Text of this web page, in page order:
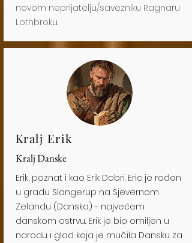
novom neprijatelju/savezniku Ragnaru
Lothbroku.
Kralj Erik
Kralj Danske
Erik, poznat i kao Erik Dobri. Eric je rođen
u gradu Slangerup na Sjevernom
Zelandu (Danska) - najvećem
danskom ostrvu. Erik je bio omiljen u
narodu i glad koja je mučila Dansku za